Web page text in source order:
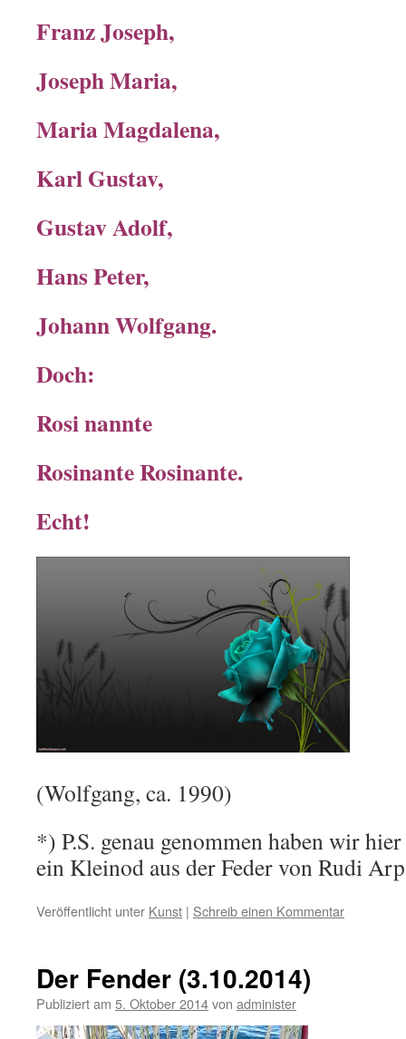
Franz Joseph,
Joseph Maria,
Maria Magdalena,
Karl Gustav,
Gustav Adolf,
Hans Peter,
Johann Wolfgang.
Doch:
Rosi nannte
Rosinante Rosinante.
Echt!
(Wolfgang, ca. 1990)
*) P.S. genau genommen haben wir
ein Kleinod aus der Feder von Rudi
Veröffentlicht unter Kunst | Schreib einen Kommentar
Der Fender (3.10.2014)
Publiziert am 5. Oktober 2014von administer